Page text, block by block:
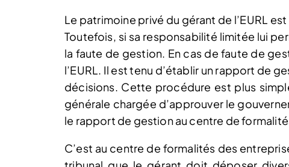
Le patrimoine privé du gérant de l’EURL
Toutefois, si sa responsabilité limitée lui
la faute de gestion. En cas de faute de
l’EURL. Il est tenu d’établir un rapport de
décisions. Cette procédure est plus
générale chargée d’approuver le
le rapport de gestion au centre de
C’est au centre de formalités des